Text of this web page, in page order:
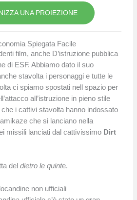
UNA PROIEZIONE
Spiegata Facile
film, anche D’istruzione pubblica
di ESF. Abbiamo dato il suo
stavolta i personaggi e tutte le
ci spiamo spostati nell spazio per
all’istruzione in pieno stile
i cattivi stavolta hanno indossato
che si lanciano nella
missili lanciati dal cattivissimo Dirt
deldietro le quinte.
non ufficiali